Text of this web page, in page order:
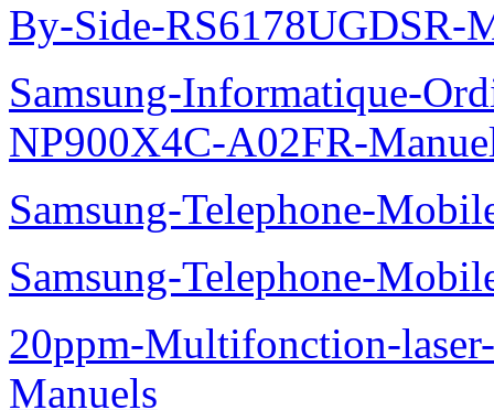
By-Side-RS6178UGDSR-
Samsung-Informatique-
NP900X4C-A02FR-
Samsung-Telephone-
Samsung-Telephone-
20ppm-Multifonction-
Manuels